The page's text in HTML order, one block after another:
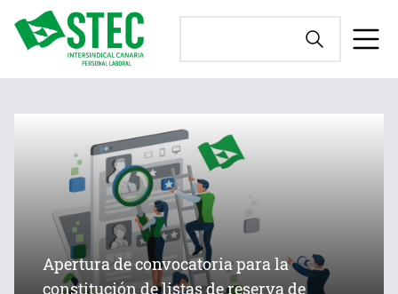
Apertura de convocatoria para la
constitución de listas de reserva de